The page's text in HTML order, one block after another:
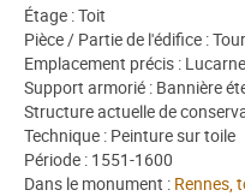
Étage : Toit
Pièce / Partie de l'édifice :
Emplacement précis : Lucarne
Support armorié : Bannière
Structure actuelle de
Technique : Peinture sur toile
Période : 1551-1600
Dans le monument : Rennes,